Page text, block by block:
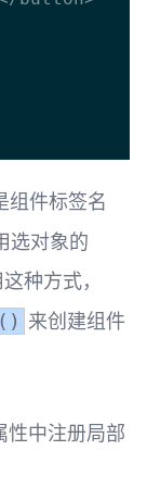
组件标签名
选对象的
种方式，
来创建组件
性中注册局部